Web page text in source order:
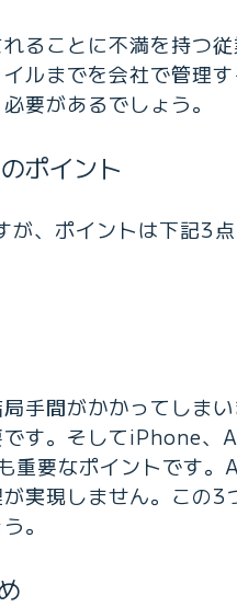
ることに不満を持つ
ルまでを会社で管理
要があるでしょう。
ポイント
、ポイントは下記3点
手間がかかってしま
です。そしてiPhone
重要なポイントです
実現しません。この3
。